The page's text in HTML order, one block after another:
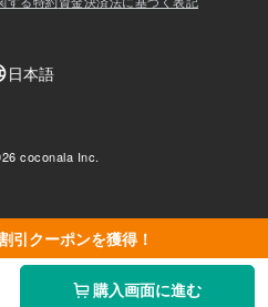
引クーポンを獲得！
購入画面に進む